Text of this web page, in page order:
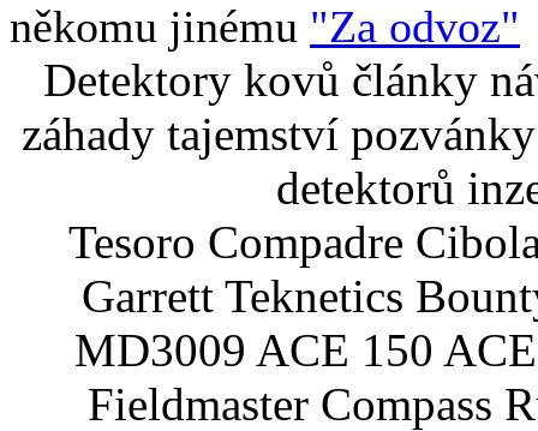
někomu jinému "Za odvoz"
Detektory kovů články
záhady tajemství
detektorů
Tesoro Compadre
Garrett Teknetics
MD3009 ACE 150
Fieldmaster Compass